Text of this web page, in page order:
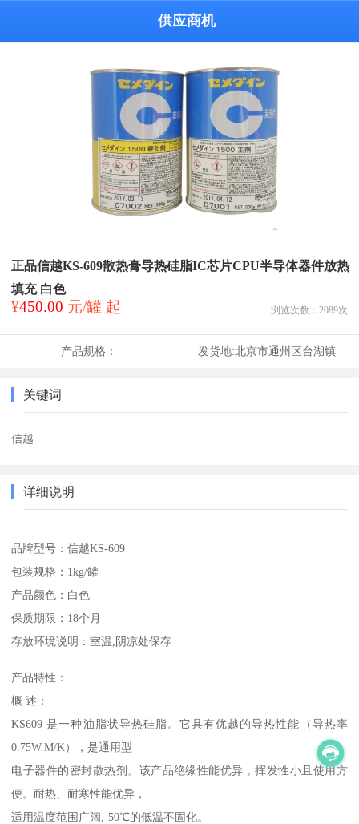
供应商机
正品信越KS-609散热膏导热硅脂IC芯片CPU半导体器件放热
填充 白色
¥450.00 元/罐 起 浏览次数： 2089次
产品规格： 发货地:北京市通州区台湖镇
关键词
信越
详细说明
品牌型号：信越KS-609
包装规格：1kg/罐
产品颜色：白色
保质期限：18个月
存放环境说明：室温,阴凉处保存
产品特性：
概 述：
KS609 是一种油脂状导热硅脂。它具有优越的导热性能（导热率
0.75W.M/K），是通用型
电子器件的密封散热剂。该产品绝缘性能优异，挥发性小且使用方
便。耐热、耐寒性能优异，
适用温度范围广阔,-50℃的低温不固化。